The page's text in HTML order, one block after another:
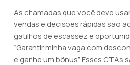
As chamadas que você deve
vendas e decisões rápidas são
gatilhos de escassez e
“Garantir minha vaga com
e ganhe um bônus”. Esses CTAs